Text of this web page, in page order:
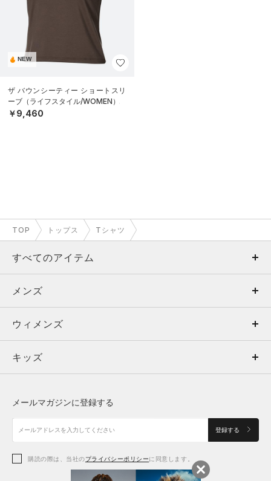
NEW
ザ バウンシーティー ショートスリ
ーブ（ライフスタイル/WOMEN）
￥9,460
TOP トップス Tシャツ
すべてのアイテム
メンズ
ウィメンズ
キッズ
アクセサリー
メンズ
トップス
ボトムス
アクセサリー
ウィメンズ
トップス
シューズ
アクセサリー
キッズ
シューズ
メールマガジンに登録する
登録する
購読の際は、当社のプライバシーポリシーに同意します。